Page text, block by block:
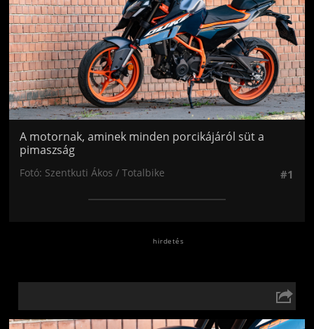
A motornak, aminek minden porcikájáról süt a
pimaszság
Fotó: Szentkuti Ákos / Totalbike #1